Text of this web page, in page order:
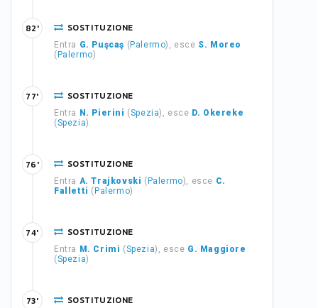
SOSTITUZIONE
Entra G. Puşcaş ( Palermo), esce S. Moreo
( Palermo)
82'
SOSTITUZIONE
Entra N. Pierini (Spezia), esce D. Okereke
(Spezia)
77'
SOSTITUZIONE
Entra A. Trajkovski ( Palermo), esce C.
Falletti ( Palermo)
76'
SOSTITUZIONE
Entra M. Crimi (Spezia), esce G. Maggiore
(Spezia)
74'
SOSTITUZIONE
73'